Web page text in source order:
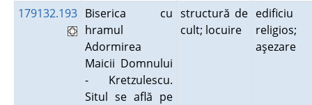
179132.193 Biserica cu
hramul
Adormirea
Maicii Domnului
- Kretzulescu.
Situl se află pe
structură de
cult; locuire
edificiu
religios;
aşezare